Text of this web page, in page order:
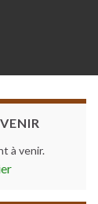
à venir.